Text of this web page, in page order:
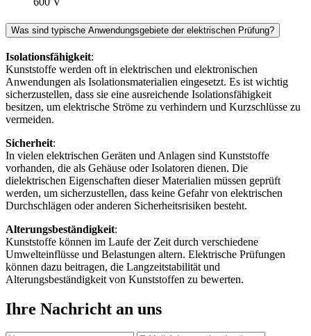
Was sind typische Anwendungsgebiete der elektrischen Prüfung?
Isolationsfähigkeit:
Kunststoffe werden oft in elektrischen und elektronischen
Anwendungen als Isolationsmaterialien eingesetzt. Es ist wichtig
sicherzustellen, dass sie eine ausreichende Isolationsfähigkeit
besitzen, um elektrische Ströme zu verhindern und Kurzschlüsse zu
vermeiden.
Sicherheit:
In vielen elektrischen Geräten und Anlagen sind Kunststoffe
vorhanden, die als Gehäuse oder Isolatoren dienen. Die
dielektrischen Eigenschaften dieser Materialien müssen geprüft
werden, um sicherzustellen, dass keine Gefahr von elektrischen
Durchschlägen oder anderen Sicherheitsrisiken besteht.
Alterungsbeständigkeit:
Kunststoffe können im Laufe der Zeit durch verschiedene
Umwelteinflüsse und Belastungen altern. Elektrische Prüfungen
können dazu beitragen, die Langzeitstabilität und
Alterungsbeständigkeit von Kunststoffen zu bewerten.
Ihre Nachricht an uns